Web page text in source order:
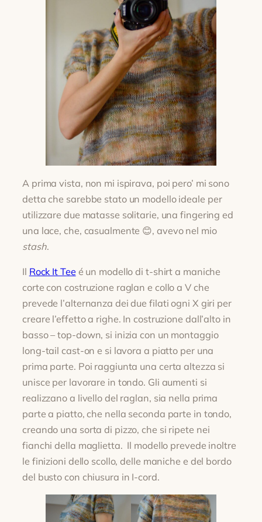
A prima vista, non mi ispirava, poi pero’ mi sono
detta che sarebbe stato un modello ideale per
utilizzare due matasse solitarie, una fingering ed
una lace, che, casualmente 😊, avevo nel mio
stash.
Il Rock It Teeé un modello di t-shirt a maniche
corte con costruzione raglan e collo a V che
prevede l’alternanza dei due filati ogni X giri per
creare l’effetto a righe. In costruzione dall’alto in
basso – top-down, si inizia con un montaggio
long-tail cast-on e si lavora a piatto per una
prima parte. Poi raggiunta una certa altezza si
unisce per lavorare in tondo. Gli aumenti si
realizzano a livello del raglan, sia nella prima
parte a piatto, che nella seconda parte in tondo,
creando una sorta di pizzo, che si ripete nei
fianchi della maglietta. Il modello prevede inoltre
le finizioni dello scollo, delle maniche e del bordo
del busto con chiusura in I-cord.